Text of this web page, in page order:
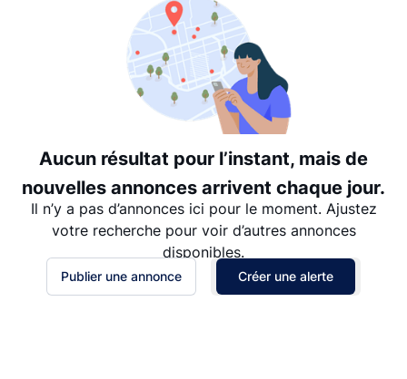
Date: les plus anciens d’abord
Aucun résultat pour l’instant, mais de
nouvelles annonces arrivent chaque jour.
Il n’y a pas d’annonces ici pour le moment. Ajustez
votre recherche pour voir d’autres annonces
disponibles.
Publier une annonce Créer une alerte